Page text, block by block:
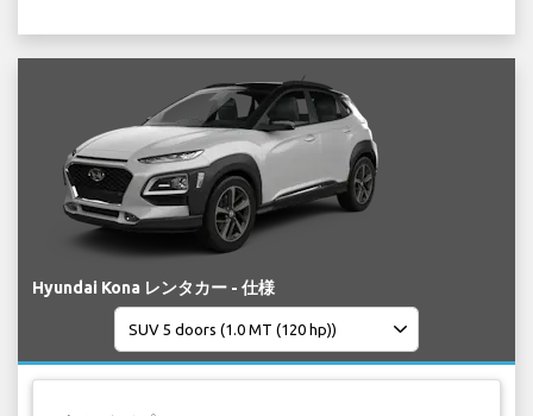
Hyundai Kona レンタカー - 仕様